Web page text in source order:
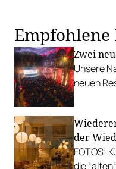
Empfohlene
Zwei
Unsere
neuen
der
FOTOS:
die